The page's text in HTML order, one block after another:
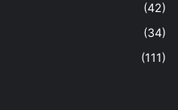
(42)
(34)
(111)